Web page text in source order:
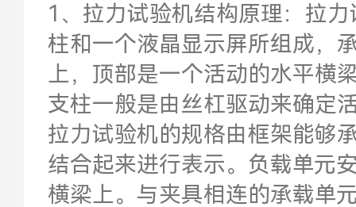
1、拉力试验机结构原理：拉
柱和一个液晶显示屏所组成，
上，顶部是一个活动的水平横
支柱一般是由丝杠驱动来确定
拉力试验机的规格由框架能够
结合起来进行表示。负载单元
横梁上。与夹具相连的承载单